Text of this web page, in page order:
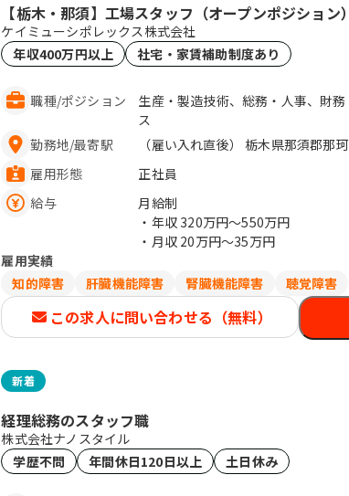
【栃木・那須】工場スタッフ（オープンポジション）
ケイミューシポレックス株式会社
年収400万円以上
社宅・家賃補助制度あり
職種/ポジション
生産・製造技術、総務・人事、財
ス
勤務地/最寄駅
（雇い入れ直後） 栃木県那須郡那
雇用形態
正社員
給与
月給制
・年収 320万円〜550万円
・月収 20万円〜35万円
雇用実績
知的障害
肝臓機能障害 腎臓機能障害 聴覚障害
この求人に問い合わせる（無料）
新着
経理総務のスタッフ職
株式会社ナノスタイル
学歴不問
年間休日120日以上 土日休み